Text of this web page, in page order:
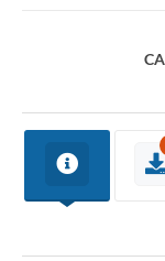
Imprensa
Galeria de Fotos
Contratos